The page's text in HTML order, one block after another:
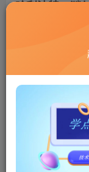
哈利波特：谜
联网教程： 内附教
单机教程： 内附教程
不懂的话联系客服
来体验前所
这款最奇妙的三